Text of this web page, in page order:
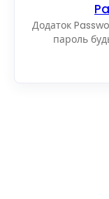
Додаток
пароль